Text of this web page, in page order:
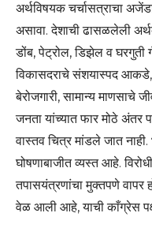
अर्थविषयक चर्चासत्राचा
असावा. देशाची ढासळलेली
डोंब, पेट्रोल, डिझेल व घरगुती
विकासदराचे संशयास्पद आकडे,
बेरोजगारी, सामान्य माणसाचे
जनता यांच्यात फार मोठे अंतर
वास्तव चित्र मांडले जात
घोषणाबाजीत व्यस्त आहे.
तपासयंत्रणांचा मुक्तपणे वापर
वेळ आली आहे, याची काँग्रेस